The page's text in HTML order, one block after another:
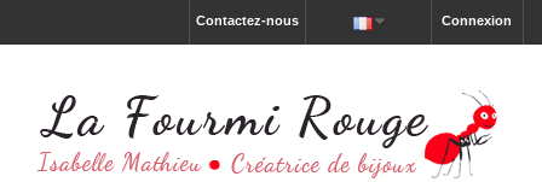
Connexion
Contactez-nous